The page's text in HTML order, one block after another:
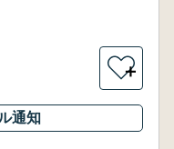
＋
通知